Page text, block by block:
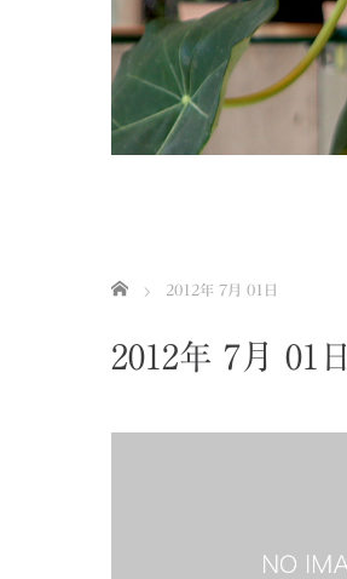
ホーム 2012年 7月 01日
2012年 7月 01日